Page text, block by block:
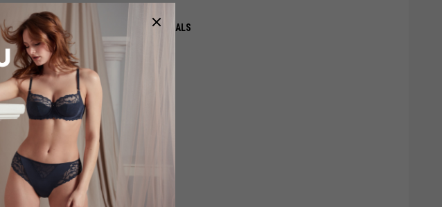
Bezešvé kalhotky SKINY - MICRO ESSENTIALS
639 Kč